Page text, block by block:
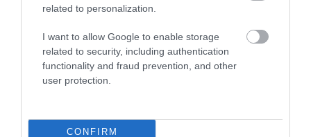
related to personalization.
I want to allow Google to enable storage
related to security, including authentication
functionality and fraud prevention, and other
user protection.
CONFIRM
2026. augusztus 08|Mindenki ügye
2026. augusztus 08